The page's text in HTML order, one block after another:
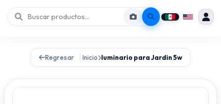
Regresar Inicio luminario para Jardin 5w